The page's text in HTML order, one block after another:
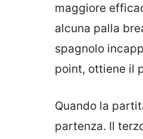
maggiore
alcuna palla
spagnolo
point, ottiene il
Quando la
partenza. Il